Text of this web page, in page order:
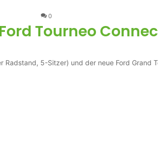
0
Tourneo
Radstand, 5-Sitzer) und der neue Ford Grand